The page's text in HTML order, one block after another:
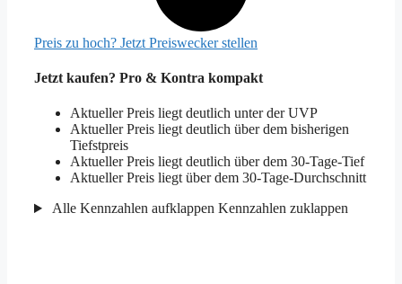
Preis zu hoch? Jetzt Preiswecker stellen
Jetzt kaufen? Pro & Kontra kompakt
Aktueller Preis liegt deutlich unter der UVP
Aktueller Preis liegt deutlich über dem bisherigen
Tiefstpreis
Aktueller Preis liegt deutlich über dem 30-Tage-Tief
Aktueller Preis liegt über dem 30-Tage-Durchschnitt
Alle Kennzahlen aufklappen Kennzahlen zuklappen